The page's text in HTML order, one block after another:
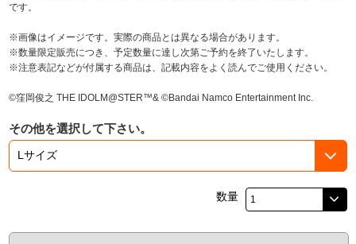
ラブライブ！虹ヶ咲学園スクールアイドル同好会
ラブライブ！スーパースター!!
モフモフパレード
です。
※画像はイメージです。実際の商品とは異なる場合があります。
※数量限定販売につき、予定数量に達し次第ご予約を終了いたします。
※注意表記などが付属する商品は、記載内容をよく読んでご使用ください。
©窪岡俊之 THE IDOLM@STER™& ©Bandai Namco Entertainment Inc.
その他を選択して下さい。
数量